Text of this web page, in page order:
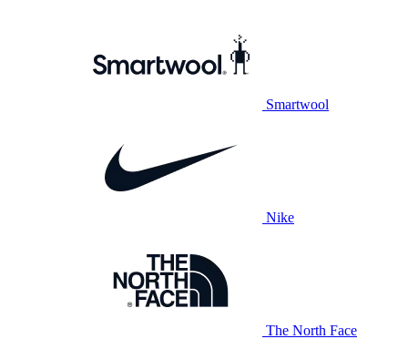
Smartwool
Nike
The North Face